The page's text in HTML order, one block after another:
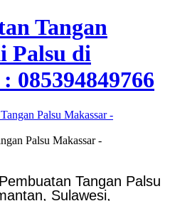
Tangan
Palsu di
085394849766
Palsu Makassar -
Tangan Palsu
Sulawesi,